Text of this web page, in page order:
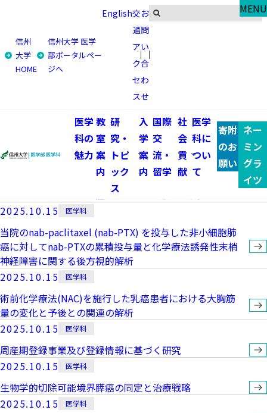
信州
大学
HOME
信州大学 医学
部ポータルペー
ジへ
English交
通
ア
ク
セ
ス
お
問
い
合
わ
せ
医学
科の
魅力
教
室
案
内
研
究・
トピ
ック
ス
入
学
案
内
国際
交
流・
留学
社
会
貢
献
医学
科に
つい
て
寄附
のお
願い
ネー
ミン
グラ
イツ
General
臨床研究にご協力いただける方へ
トップ
在学生・教員の方
臨床研究にご協力いただける方へ
2025.10.15 医学科
抗血栓療法および止血機能異常症例における脳脊髄液ド
レナージの出血性合併症に関する後方視的研究
2025.10.15
医学科
当院のnab-paclitaxel (nab-PTX) を投与した非小細胞肺
癌に対してnab-PTXの累積投与量と化学療法誘発性末梢
神経障害に関する後方視的解析
2025.10.15
医学科
術前化学療法(NAC)を施行した乳癌患者における大胸筋
量の変化と予後との関連の解析
2025.10.15
医学科
周産期登録事業及び登録情報に基づく研究
2025.10.15
医学科
生物学的切除可能境界膵癌の同定と治療戦略
2025.10.15
医学科
MENU